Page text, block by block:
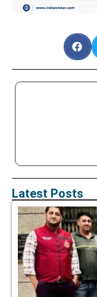
Latest Posts